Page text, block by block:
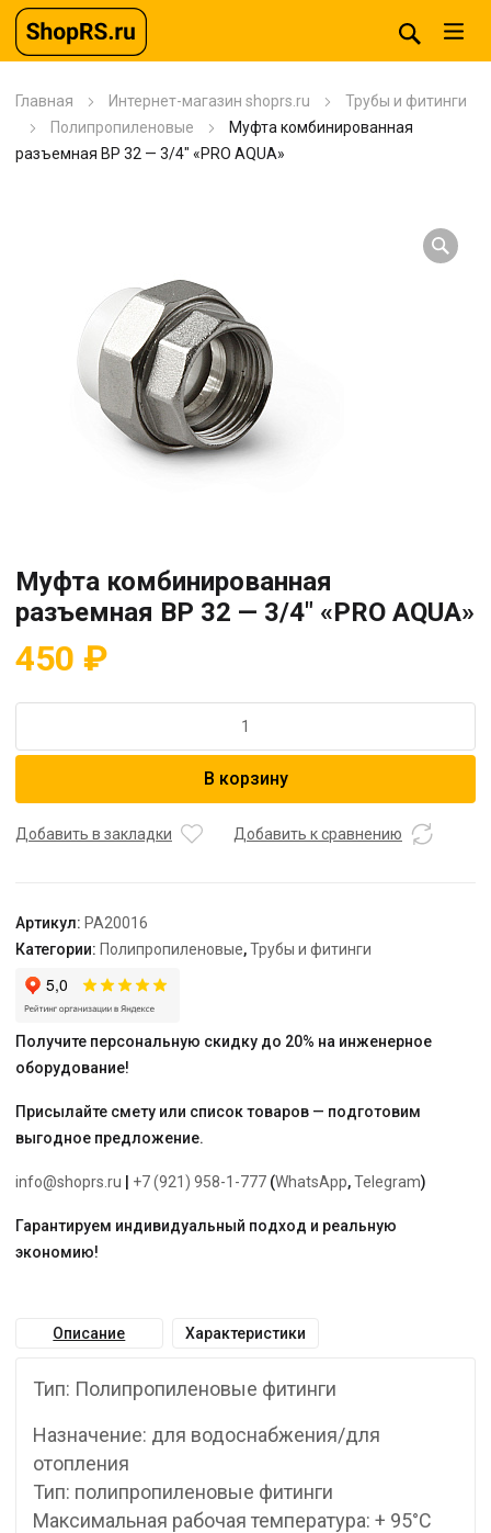
Главная Интернет-магазин shoprs.ru
Трубы и фитинги
Полипропиленовые
Муфта комбинированная
разъемная BP 32 — 3/4″ «PRO AQUA»
Муфта комбинированная
разъемная BP 32 — 3/4″ «PRO AQUA»
450 ₽
Муфта
BP
"PRO
AQUA"
В корзину
Добавить в закладки Добавить к сравнению
Артикул: PA20016
Категории: Полипропиленовые,Трубы и фитинги
Получите персональную скидку до 20% на инженерное
оборудование!
Присылайте смету или список товаров — подготовим
выгодное предложение.
info@shoprs.ru +7 (921) 958-1-777 (WhatsApp,Telegram)
Гарантируем индивидуальный подход и реальную
экономию!
Описание Характеристики
Тип: Полипропиленовые фитинги
Назначение: для водоснабжения/для
отопления
Тип: полипропиленовые фитинги
Максимальная рабочая температура: + 95°С